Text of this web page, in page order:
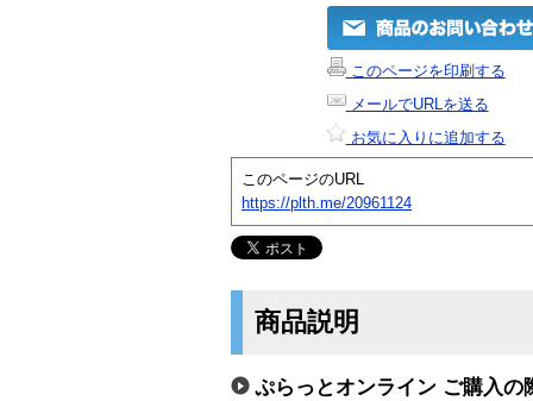
このページを印刷する
メールでURLを送る
お気に入りに追加する
このページのURL
https://plth.me/20961124
商品説明
ぷらっとオンライン ご購入の